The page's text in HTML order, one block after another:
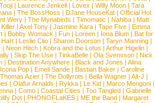
Tooji| Laurence Jenkell| Lovex | Willy Moon| Tara
| The BossHoss | DJane HouseKat| Official Hot
Wery | The Mynabirds | Timomatic | Nahiba | Matt
| Axel Tony | Jasmine Kara | Tape Five | Emma
| Bobby Womack | Fun| Loreen| Iona Blum| Bat for
Hart| Leslie Clio| Sharon Doorson| Taryn Manning|
| Neon Hitch | Kobra and the Lotus | Arthur Higelin |
| Skip The Use | TinkaBelle | Ola Svensson | Nick
| Destination Anywhere| Black and Jones | Alina
Icona Pop| Emeli Sande| Bastian Baker| Caroline
Thomas Azier| The Dollyrots | Bella Wagner| Alt-J |
| Olafur Arnalds | Rykka | Le Kid | Marco Mengoni |
| Como| Coastal Cities | Too Tangled| Gabrielle
Dot | PHONOFLaKES | ME the Band | Margaret